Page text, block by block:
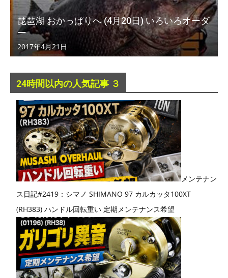
琵琶湖 おかっぱりへ (4月20日) いろいろオーダ
ー
2017年4月21日
24時間以内の人気記事 ３
メンテナン
ス日記#2419：シマノ SHIMANO 97 カルカッタ100XT
(RH383) ハンドル回転重い 定期メンテナンス希望